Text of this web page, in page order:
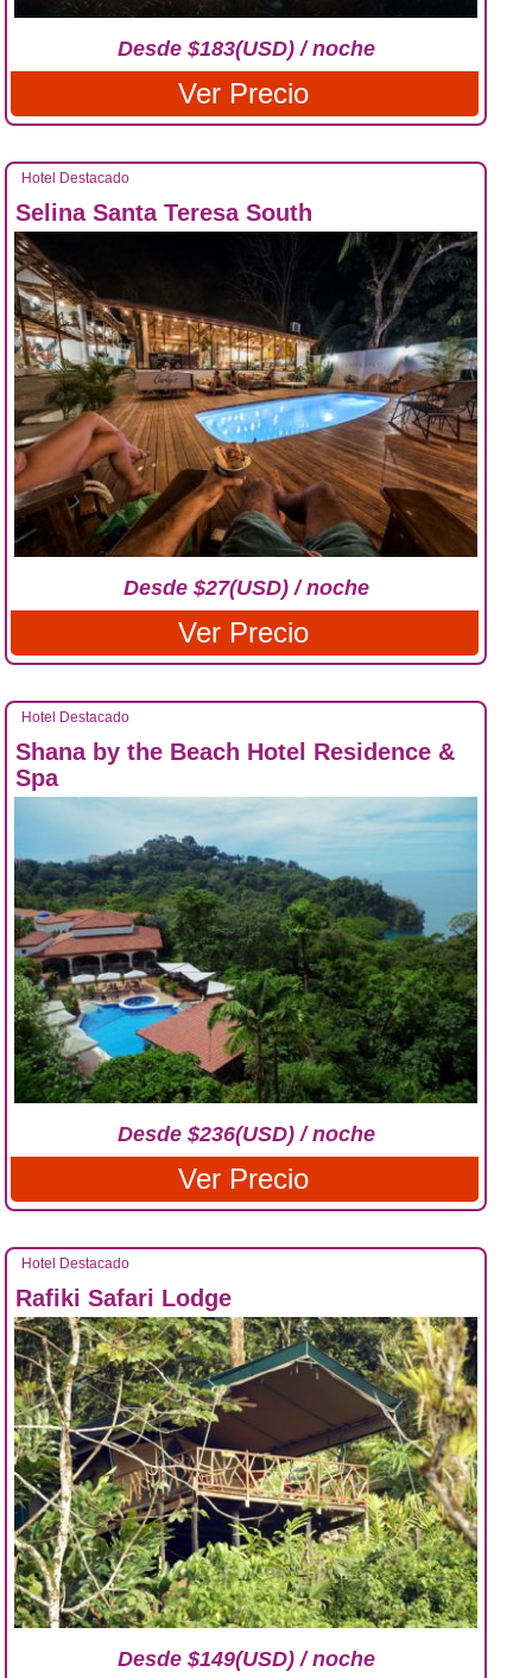
Desde $183(USD) / noche
Ver Precio
Hotel Destacado
Selina Santa Teresa South
Desde $27(USD) / noche
Ver Precio
Hotel Destacado
Shana by the Beach Hotel Residence &
Spa
Desde $236(USD) / noche
Ver Precio
Hotel Destacado
Rafiki Safari Lodge
Desde $149(USD) / noche